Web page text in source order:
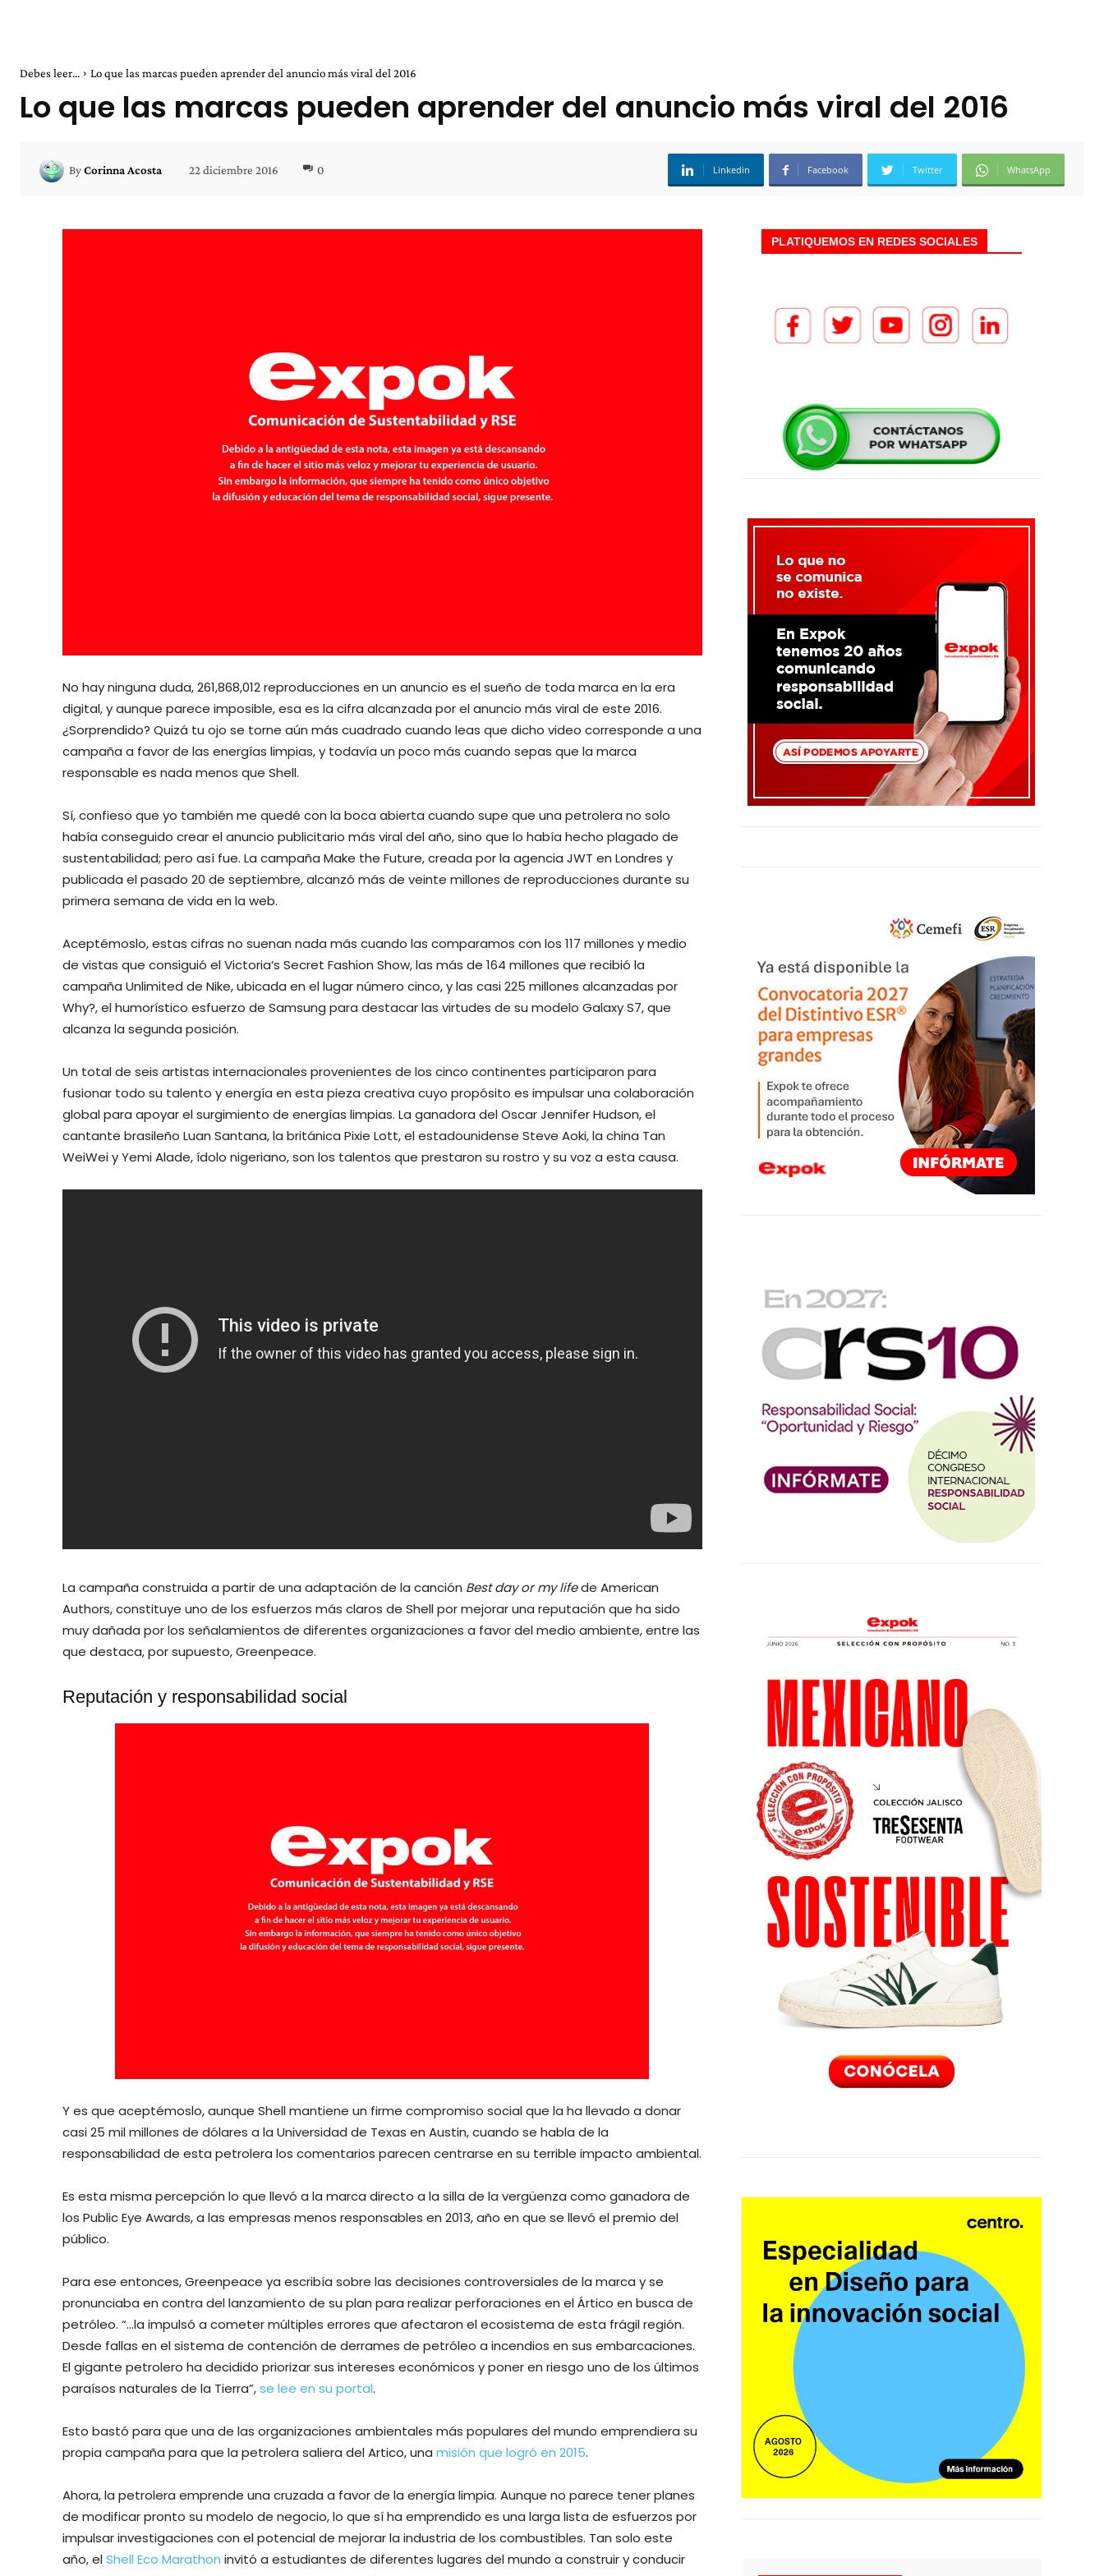
Debes leer... Lo que las marcas pueden aprender del anuncio más viral del 2016
Lo que las marcas pueden aprender del anuncio más viral del 2016
ByCorinna Acosta 22 diciembre 2016 0 Linkedin Facebook Twitter WhatsApp
No hay ninguna duda, 261,868,012 reproducciones en un anuncio es el sueño de toda marca en la era
digital, y aunque parece imposible, esa es la cifra alcanzada por el anuncio más viral de este 2016.
¿Sorprendido? Quizá tu ojo se torne aún más cuadrado cuando leas que dicho video corresponde a una
campaña a favor de las energías limpias, y todavía un poco más cuando sepas que la marca
responsable es nada menos que Shell.
Sí, confieso que yo también me quedé con la boca abierta cuando supe que una petrolera no solo
había conseguido crear el anuncio publicitario más viral del año, sino que lo había hecho plagado de
sustentabilidad; pero así fue. La campaña Make the Future, creada por la agencia JWT en Londres y
publicada el pasado 20 de septiembre, alcanzó más de veinte millones de reproducciones durante su
primera semana de vida en la web.
Aceptémoslo, estas cifras no suenan nada más cuando las comparamos con los 117 millones y medio
de vistas que consiguió el Victoria’s Secret Fashion Show, las más de 164 millones que recibió la
campaña Unlimited de Nike, ubicada en el lugar número cinco, y las casi 225 millones alcanzadas por
Why?, el humorístico esfuerzo de Samsung para destacar las virtudes de su modelo Galaxy S7, que
alcanza la segunda posición.
Un total de seis artistas internacionales provenientes de los cinco continentes participaron para
fusionar todo su talento y energía en esta pieza creativa cuyo propósito es impulsar una colaboración
global para apoyar el surgimiento de energías limpias. La ganadora del Oscar Jennifer Hudson, el
cantante brasileño Luan Santana, la británica Pixie Lott, el estadounidense Steve Aoki, la china Tan
WeiWei y Yemi Alade, ídolo nigeriano, son los talentos que prestaron su rostro y su voz a esta causa.
La campaña construida a partir de una adaptación de la canción Best day or my lifede American
Authors, constituye uno de los esfuerzos más claros de Shell por mejorar una reputación que ha sido
muy dañada por los señalamientos de diferentes organizaciones a favor del medio ambiente, entre las
que destaca, por supuesto, Greenpeace.
Reputación y responsabilidad social
Y es que aceptémoslo, aunque Shell mantiene un firme compromiso social que la ha llevado a donar
casi 25 mil millones de dólares a la Universidad de Texas en Austin, cuando se habla de la
responsabilidad de esta petrolera los comentarios parecen centrarse en su terrible impacto ambiental.
Es esta misma percepción lo que llevó a la marca directo a la silla de la vergüenza como ganadora de
los Public Eye Awards, a las empresas menos responsables en 2013, año en que se llevó el premio del
público.
Para ese entonces, Greenpeace ya escribía sobre las decisiones controversiales de la marca y se
pronunciaba en contra del lanzamiento de su plan para realizar perforaciones en el Ártico en busca de
petróleo. “…la impulsó a cometer múltiples errores que afectaron el ecosistema de esta frágil región.
Desde fallas en el sistema de contención de derrames de petróleo a incendios en sus embarcaciones.
El gigante petrolero ha decidido priorizar sus intereses económicos y poner en riesgo uno de los últimos
paraísos naturales de la Tierra”,se lee en su portal.
Esto bastó para que una de las organizaciones ambientales más populares del mundo emprendiera su
propia campaña para que la petrolera saliera del Artico, una misión que logró en 2015.
Ahora, la petrolera emprende una cruzada a favor de la energía limpia. Aunque no parece tener planes
de modificar pronto su modelo de negocio, lo que sí ha emprendido es una larga lista de esfuerzos por
impulsar investigaciones con el potencial de mejorar la industria de los combustibles. Tan solo este
año, elShell Eco Marathon invitó a estudiantes de diferentes lugares del mundo a construir y conducir
PLATIQUEMOS EN REDES SOCIALES